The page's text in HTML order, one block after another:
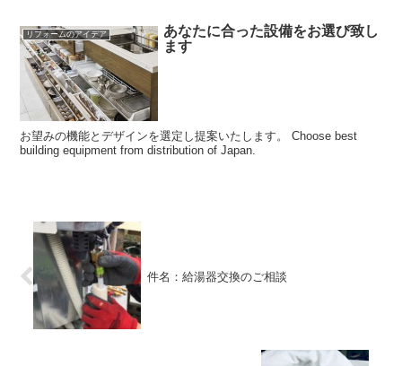
リフォームのアイデア
あなたに合った設備をお選び致し
ます
お望みの機能とデザインを選定し提案いたします。 Choose best
building equipment from distribution of Japan.
件名：給湯器交換のご相談